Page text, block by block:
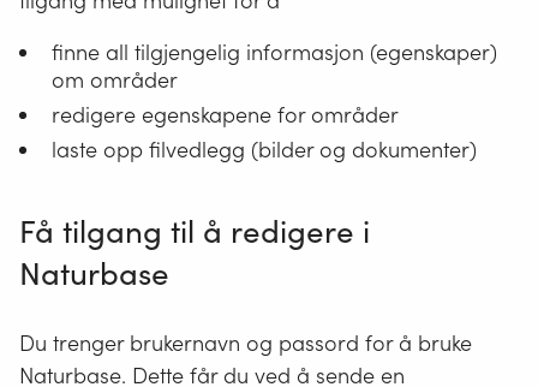
finne all tilgjengelig informasjon (egenskaper)
om områder
redigere egenskapene for områder
laste opp filvedlegg (bilder og dokumenter)
Få tilgang til å redigere i
Naturbase
Du trenger brukernavn og passord for å bruke
Naturbase. Dette får du ved å sende en